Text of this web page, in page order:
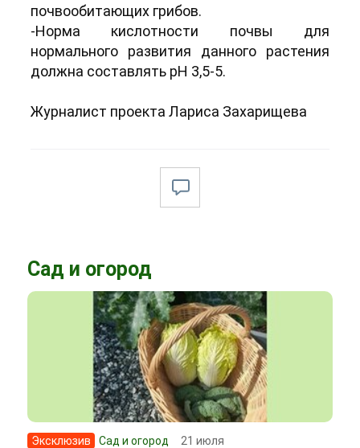
почвообитающих грибов.
-Норма кислотности почвы для
нормального развития данного растения
должна составлять pH 3,5-5.
Журналист проекта Лариса Захарищева
Сад и огород
Эксклюзив Сад и огород 21 июля